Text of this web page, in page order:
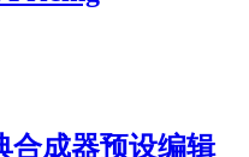
合成器预设编辑